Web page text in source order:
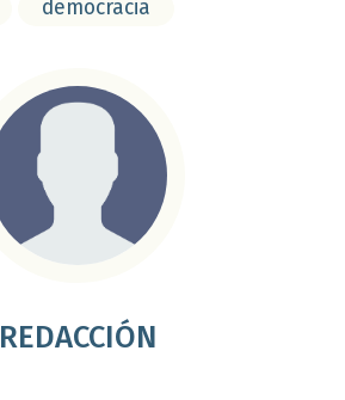
democracia
REDACCIÓN